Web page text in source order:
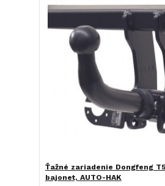
Ťažné zariadenie Dongfeng
bajonet, AUTO-HAK